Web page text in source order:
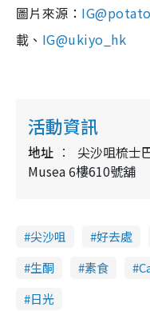
圖片來源：
載、 IG@ukiyo_hk
活動資訊
地址
尖沙咀梳士
Musea 6樓610號舖
尖沙咀 好去處
生酮
素食
日光